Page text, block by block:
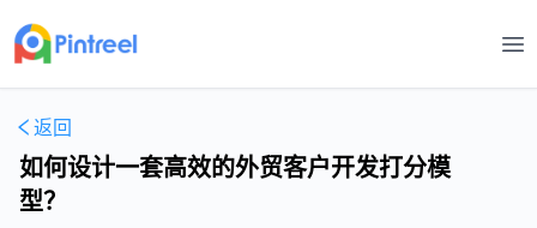
打
返回
如何设计一套高效的外贸客户开发打分模
型？